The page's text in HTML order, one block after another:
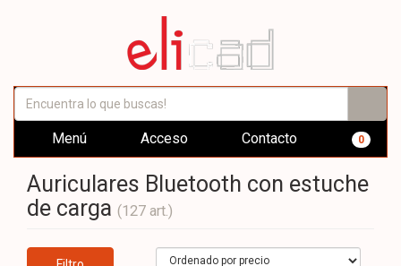
Menú Acceso Contacto 0
Auriculares Bluetooth con estuche
de carga (127 art.)